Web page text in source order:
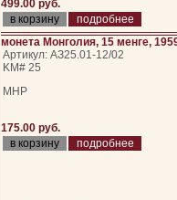
499.00 руб.
подробнее
монета Монголия, 15 менге,
Артикул: АЗ25.01-12/02
KM# 25
МНР
175.00 руб.
подробнее